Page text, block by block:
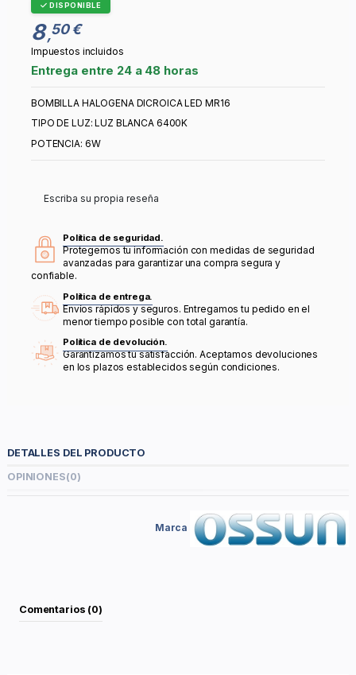
DISPONIBLE
8,50 €
Impuestos incluidos
Entrega entre 24 a 48 horas
BOMBILLA HALOGENA DICROICA LED MR16
TIPO DE LUZ: LUZ BLANCA 6400K
POTENCIA: 6W
Escriba su propia reseña
Política de seguridad.
Protegemos tu información con medidas de seguridad
avanzadas para garantizar una compra segura y
confiable.
Política de entrega.
Envíos rápidos y seguros. Entregamos tu pedido en el
menor tiempo posible con total garantía.
Política de devolución.
Garantizamos tu satisfacción. Aceptamos devoluciones
en los plazos establecidos según condiciones.
DETALLES DEL PRODUCTO
OPINIONES(0)
Marca
Comentarios (0)